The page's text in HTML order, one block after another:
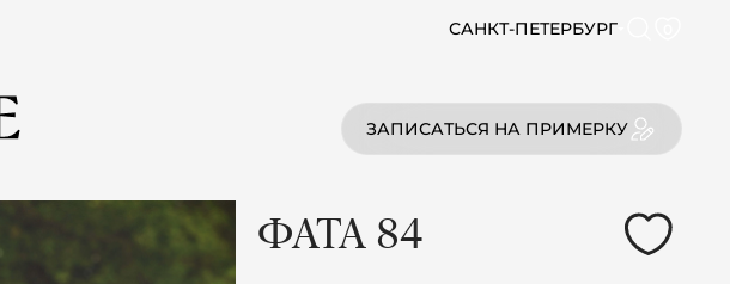
САНКТ-ПЕТЕРБУРГ
ЗАПИСАТЬСЯ НА ПРИМЕРКУ
ФАТА 84